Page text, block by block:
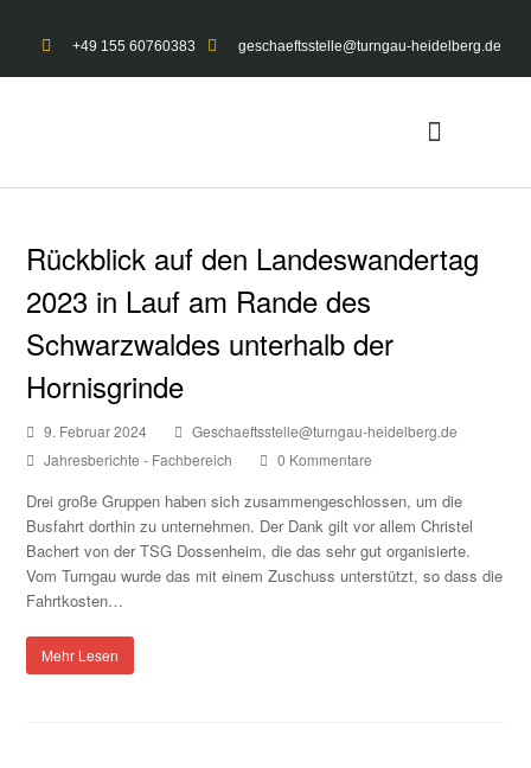
+49 155 60760383 geschaeftsstelle@turngau-heidelberg.de
Rückblick auf den Landeswandertag
2023 in Lauf am Rande des
Schwarzwaldes unterhalb der
Hornisgrinde
9. Februar 2024
Geschaeftsstelle@turngau-heidelberg.de
Jahresberichte - Fachbereich
0 Kommentare
Drei große Gruppen haben sich zusammengeschlossen, um die
Busfahrt dorthin zu unternehmen. Der Dank gilt vor allem Christel
Bachert von der TSG Dossenheim, die das sehr gut organisierte.
Vom Turngau wurde das mit einem Zuschuss unterstützt, so dass die
Fahrtkosten…
Mehr Lesen